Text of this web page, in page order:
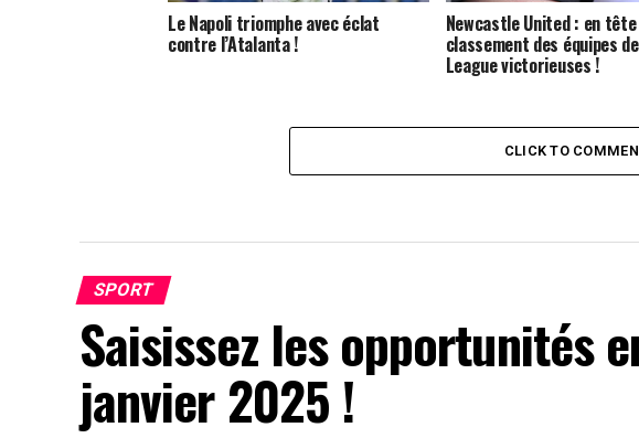
Le Napoli triomphe avec éclat
contre l’Atalanta !
Newcastle United : en
classement des équipes
League victorieuses !
CLICK TO
SPORT
Saisissez les opportunités
janvier 2025 !